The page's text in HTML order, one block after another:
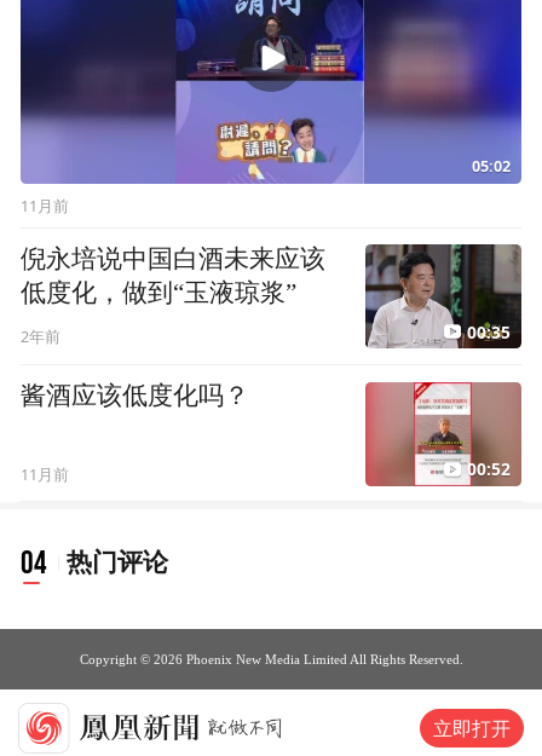
05:02
11月前
倪永培说中国白酒未来应该
低度化，做到“玉液琼浆”
2年前 00:35
酱酒应该低度化吗？
11月前 00:52
04 热门评论
Copyright © 2026 Phoenix New Media Limited All Rights Reserved.
立即打开